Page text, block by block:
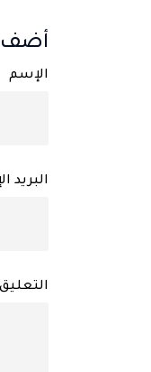
أضف
الإسم
البريد
التعليق